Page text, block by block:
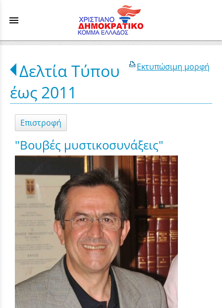
menu
Εκτυπώσιμη μορφή
Δελτία Τύπου
έως 2011
Επιστροφή
"Βουβές μυστικοσυνάξεις"